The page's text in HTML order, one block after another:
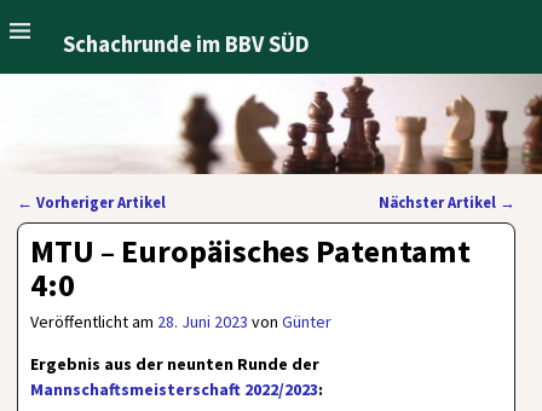
Schachrunde im BBV SÜD
Artikelnavigation
← Vorheriger Artikel Nächster Artikel →
MTU – Europäisches Patentamt
4:0
Veröffentlicht am 28. Juni 2023 vonGünter
Ergebnis aus der neunten Runde der
Mannschaftsmeisterschaft 2022/2023: